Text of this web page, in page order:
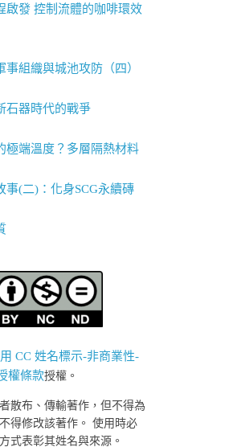
啟發 控制流體的咖啡環效
組織與城池攻防（四）
石器時代的戰爭
極端溫度？多層隔熱材料
事(二)：化身SCG永續磚
CC 姓名標示-非商業性-
權條款授權。
散布、傳輸著作，但不得為
得修改該著作。 使用時必
式表彰其姓名與來源。